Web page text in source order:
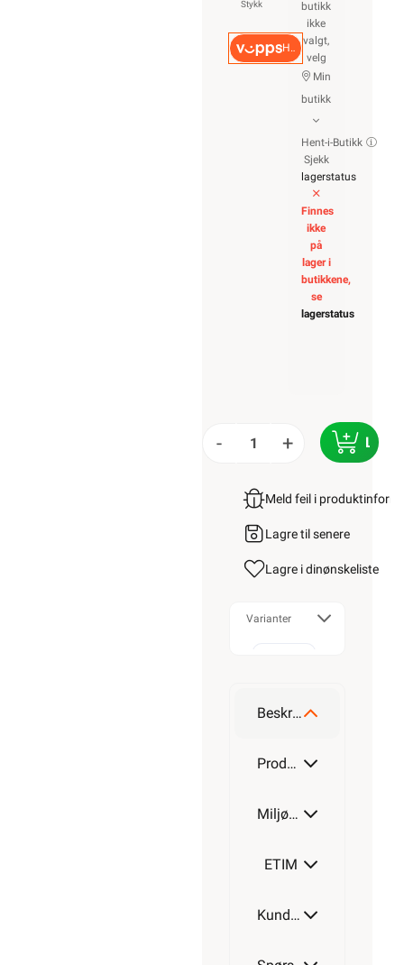
Stykk
Hurtigkasse
butikk
ikke
valgt,
velg
Min
butikk
Hent-i-Butikk
Sjekk
lagerstatus
Finnes
ikke
på
lager i
butikkene,
se
lagerstatus
- +
Meld feil i
Lagre til senere
Lagre i dinønskeliste
Varianter
Beskrivelse
Produktdetaljer
Miljøparametere
ETIM
Kundeomtale